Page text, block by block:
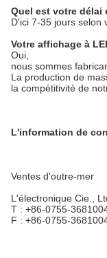
Quel est votre délai
D'ici 7-35 jours selon
Votre affichage à
Oui,
nous sommes
La production de
la compétitivité de
L'information de
Ventes d'outre-mer
L'électronique Cie.,
T : +86-0755-
F : +86-0755-